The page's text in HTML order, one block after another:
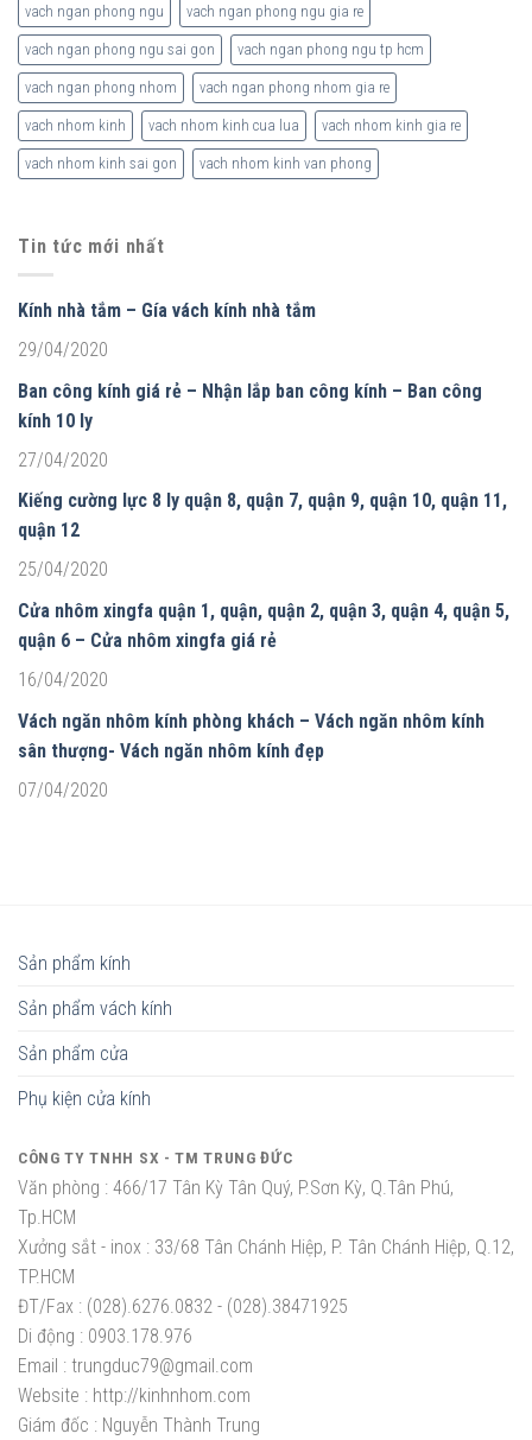
vach ngan phong ngu vach ngan phong ngu gia re
vach ngan phong ngu sai gon vach ngan phong ngu tp hcm
vach ngan phong nhom vach ngan phong nhom gia re
vach nhom kinh vach nhom kinh cua lua vach nhom kinh gia re
vach nhom kinh sai gon vach nhom kinh van phong
Tin tức mới nhất
Kính nhà tắm – Gía vách kính nhà tắm
29/04/2020
Ban công kính giá rẻ – Nhận lắp ban công kính – Ban công
kính 10 ly
27/04/2020
Kiếng cường lực 8 ly quận 8, quận 7, quận 9, quận 10, quận 11,
quận 12
25/04/2020
Cửa nhôm xingfa quận 1, quận, quận 2, quận 3, quận 4, quận 5,
quận 6 – Cửa nhôm xingfa giá rẻ
16/04/2020
Vách ngăn nhôm kính phòng khách – Vách ngăn nhôm kính
sân thượng- Vách ngăn nhôm kính đẹp
07/04/2020
Sản phẩm kính
Sản phẩm vách kính
Sản phẩm cửa
Phụ kiện cửa kính
CÔNG TY TNHH SX - TM TRUNG ĐỨC
Văn phòng : 466/17 Tân Kỳ Tân Quý, P.Sơn Kỳ, Q.Tân Phú,
Tp.HCM
Xưởng sắt - inox : 33/68 Tân Chánh Hiệp, P. Tân Chánh Hiệp, Q.12,
TP.HCM
ĐT/Fax : (028).6276.0832 - (028).38471925
Di động : 0903.178.976
Email : trungduc79@gmail.com
Website : http://kinhnhom.com
Giám đốc : Nguyễn Thành Trung